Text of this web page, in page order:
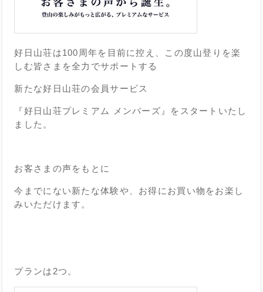
好日山荘は100周年を目前に控え、この度山登りを楽
しむ皆さまを全力でサポートする
新たな好日山荘の会員サービス
『好日山荘プレミアム メンバーズ』をスタートいたし
ました。
お客さまの声をもとに
今までにない新たな体験や、お得にお買い物をお楽し
みいただけます。
プランは2つ。